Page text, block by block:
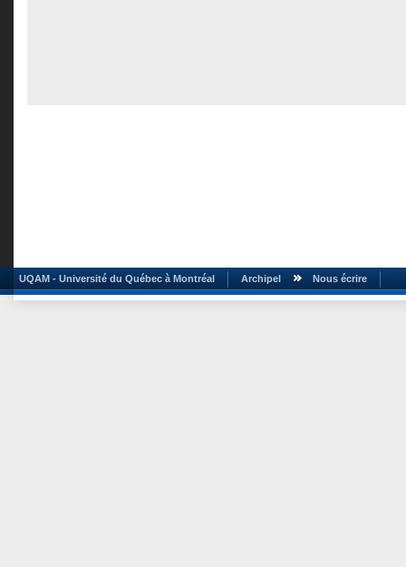
UQAM - Université du Québec à Montréal Archipel Nous écrire